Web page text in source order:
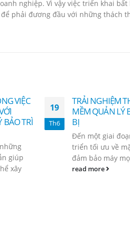
nghiệp. Vì vậy việc triển khai
phải đương đầu với những thách
VIỆC
BẢO TRÌ
giúp
xây
19
Th6
TRẢI NGHIỆM
MỀM QUẢN LÝ
BỊ
Đến một giai
triển tối ưu về
đảm bảo máy
read more